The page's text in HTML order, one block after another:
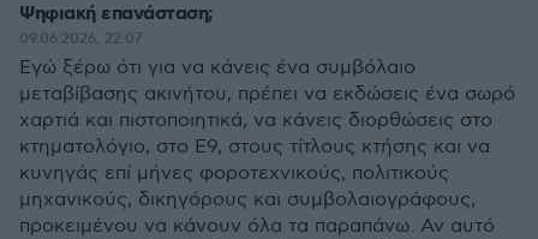
Ψηφιακή επανάσταση;
09.06.2026, 22:07
Εγώ ξέρω ότι για να κάνεις ένα συμβόλαιο
μεταβίβασης ακινήτου, πρέπει να εκδώσεις ένα σωρό
χαρτιά και πιστοποιητικά, να κάνεις διορθώσεις στο
κτηματολόγιο, στο Ε9, στους τίτλους κτήσης και να
κυνηγάς επί μήνες φοροτεχνικούς, πολιτικούς
μηχανικούς, δικηγόρους και συμβολαιογράφους,
προκειμένου να κάνουν όλα τα παραπάνω. Αν αυτό